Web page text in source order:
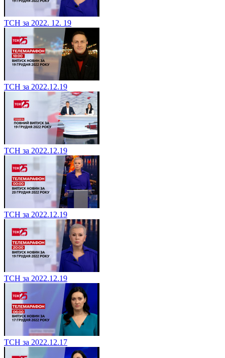
ТСН за 2022. 12. 19
ТСН за 2022.12.19
ТСН за 2022.12.19
ТСН за 2022.12.19
ТСН за 2022.12.19
ТСН за 2022.12.17